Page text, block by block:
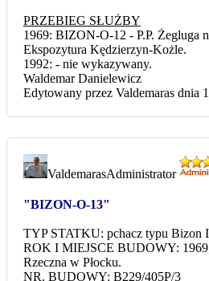
PRZEBIEG SŁUŻBY
1969: BIZON-O-12 - P.P. Żegluga
Ekspozytura Kędzierzyn-Kożle.
1992: - nie wykazywany.
Waldemar Danielewicz
Edytowany przez Valdemaras dnia
ValdemarasAdministrator
"BIZON-O-13"
TYP STATKU: pchacz typu Bizon
ROK I MIEJSCE BUDOWY: 1969;
Rzeczna w Płocku.
NR. BUDOWY: B229/405P/3